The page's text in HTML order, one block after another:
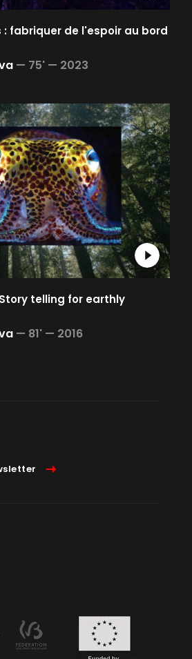
: fabriquer de l'espoir au bord
— 75' — 2023
telling for earthly
— 81' — 2016